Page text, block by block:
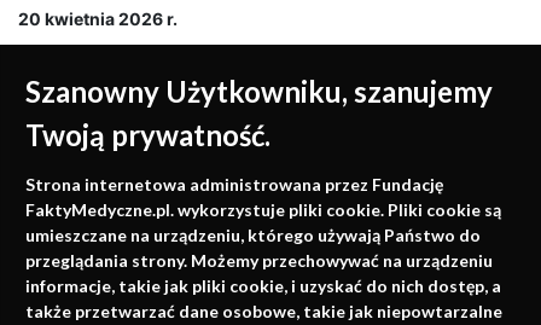
Szanowny Użytkowniku, szanujemy
Twoją prywatność.
Strona internetowa administrowana przez Fundację
FaktyMedyczne.pl. wykorzystuje pliki cookie. Pliki cookie są
umieszczane na urządzeniu, którego używają Państwo do
przeglądania strony. Możemy przechowywać na urządzeniu
informacje, takie jak pliki cookie, i uzyskać do nich dostęp, a
także przetwarzać dane osobowe, takie jak niepowtarzalne
20 kwietnia 2026 r.
Medycyna oparta na
faktach
Konferencje, szkolenia, e-learning, wydawnictwo